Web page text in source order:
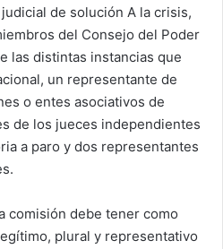
de solución A la crisis,
del Consejo del Poder
las distintas instancias que
un representante de
o entes asociativos de
de los jueces independientes
a paro y dos representantes
comisión debe tener como
plural y representativo